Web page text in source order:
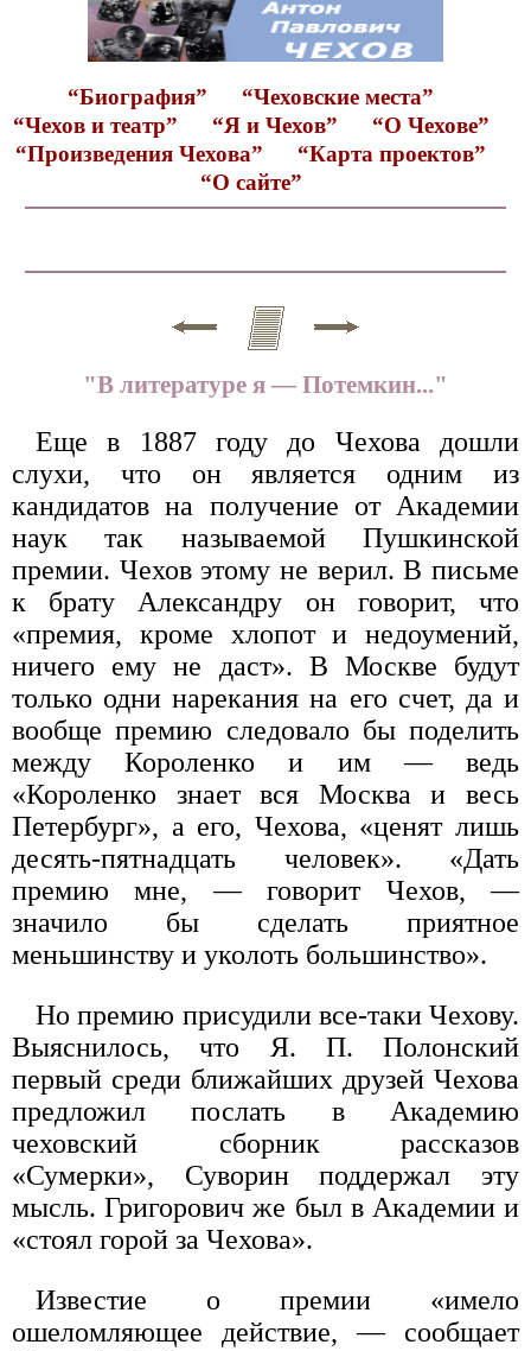
“Биография”
“Чеховские места”
“Чехов и театр”
“Я и Чехов”
“О Чехове”
“Произведения Чехова”
“Карта проектов”
“О сайте”
"В литературе я — Потемкин..."
Еще в 1887 году до Чехова дошли
слухи, что он является одним из
кандидатов на получение от Академии
наук так называемой Пушкинской
премии. Чехов этому не верил. В письме
к брату Александру он говорит, что
«премия, кроме хлопот и недоумений,
ничего ему не даст». В Москве будут
только одни нарекания на его счет, да и
вообще премию следовало бы поделить
между Короленко и им — ведь
«Короленко знает вся Москва и весь
Петербург», а его, Чехова, «ценят лишь
десять-пятнадцать человек». «Дать
премию мне, — говорит Чехов, —
значило бы сделать приятное
меньшинству и уколоть большинство».
Но премию присудили все-таки Чехову.
Выяснилось, что Я. П. Полонский
первый среди ближайших друзей Чехова
предложил послать в Академию
чеховский сборник рассказов
«Сумерки», Суворин поддержал эту
мысль. Григорович же был в Академии и
«стоял горой за Чехова».
Известие о премии «имело
ошеломляющее действие, — сообщает